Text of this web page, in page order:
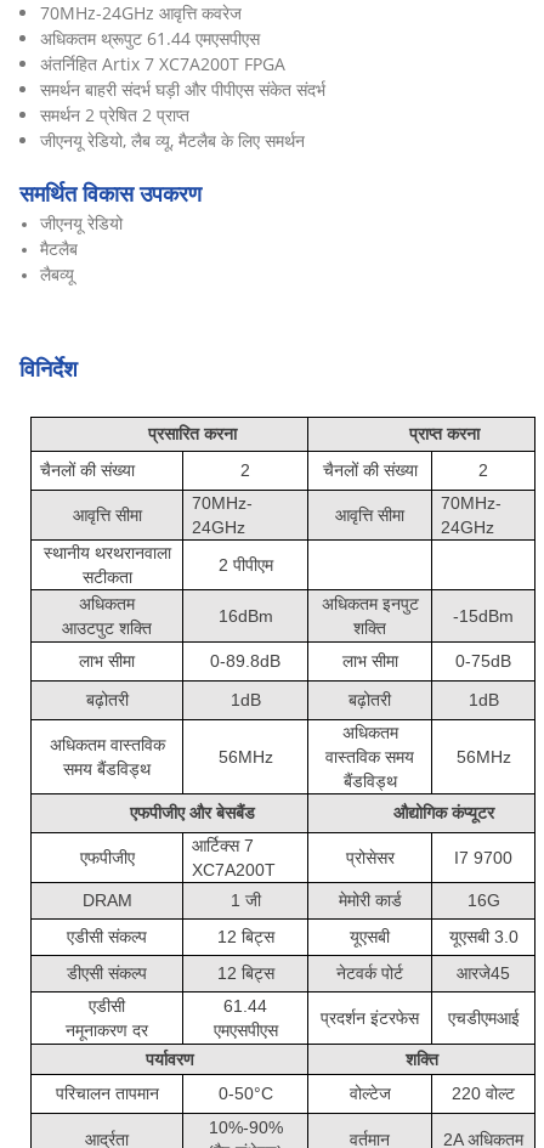
70MHz-24GHz आवृत्ति कवरेज
अधिकतम थ्रूपुट 61.44 एमएसपीएस
अंतर्निहित Artix 7 XC7A200T FPGA
समर्थन बाहरी संदर्भ घड़ी और पीपीएस संकेत संदर्भ
समर्थन 2 प्रेषित 2 प्राप्त
जीएनयू रेडियो, लैब व्यू, मैटलैब के लिए समर्थन
समर्थित विकास उपकरण
जीएनयू रेडियो
मैटलैब
लैबव्यू
विनिर्देश
प्रसारित करना
प्राप्त करना
चैनलों की संख्या
2 चैनलों की संख्या 2
आवृत्ति सीमा
70MHz-
24GHz
आवृत्ति सीमा
70MHz-
24GHz
स्थानीय थरथरानवाला
सटीकता
2 पीपीएम
अधिकतम
आउटपुट शक्ति
16dBm
अधिकतम इनपुट
शक्ति
-15dBm
लाभ सीमा 0-89.8dB लाभ सीमा
0-75dB
बढ़ोतरी
1dB बढ़ोतरी 1dB
अधिकतम वास्तविक
समय बैंडविड्थ
56MHz
अधिकतम
वास्तविक समय
बैंडविड्थ
56MHz
एफपीजीए और बेसबैंड औद्योगिक कंप्यूटर
एफपीजीए
आर्टिक्स 7
XC7A200T
प्रोसेसर I7 9700
DRAM 1 जी मेमोरी कार्ड
16G
एडीसी संकल्प
12 बिट्स यूएसबी
यूएसबी 3.0
डीएसी संकल्प
12 बिट्स नेटवर्क पोर्ट
आरजे45
एडीसी
नमूनाकरण दर
61.44
एमएसपीएस
प्रदर्शन इंटरफेस एचडीएमआई
पर्यावरण
शक्ति
परिचालन तापमान
0-50°C वोल्टेज 220 वोल्ट
आर्द्रता
10%-90%
वर्तमान 2A अधिकतम